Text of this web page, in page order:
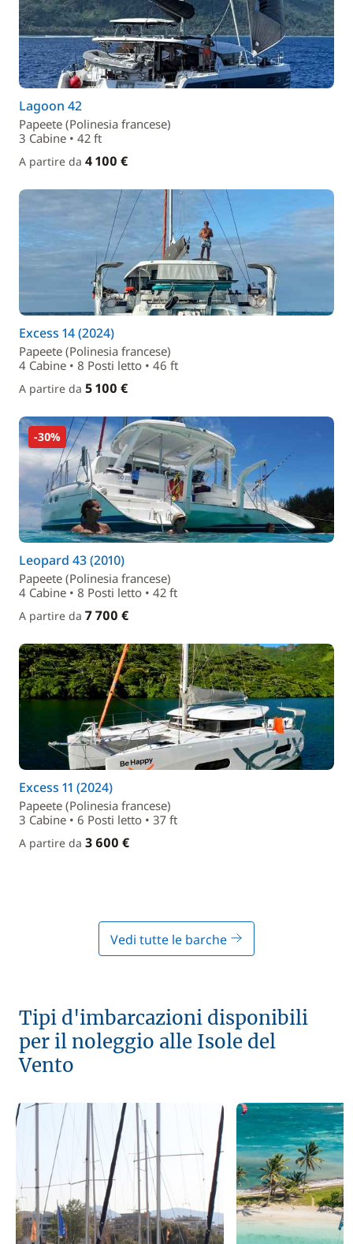
Lagoon 42
Papeete (Polinesia francese)
3 Cabine • 42 ft
A partire da 4 100 €
Excess 14 (2024)
Papeete (Polinesia francese)
4 Cabine • 8 Posti letto • 46 ft
A partire da 5 100 €
-30%
Leopard 43 (2010)
Papeete (Polinesia francese)
4 Cabine • 8 Posti letto • 42 ft
A partire da 7 700 €
Excess 11 (2024)
Papeete (Polinesia francese)
3 Cabine • 6 Posti letto • 37 ft
A partire da 3 600 €
Vedi tutte le barche
Tipi d'imbarcazioni disponibili
per il noleggio alle Isole del
Vento